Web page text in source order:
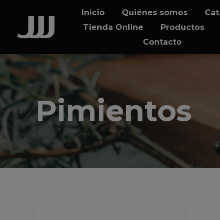
content
Inicio Quiénes somos
Tienda Online
Productos
Contacto
Pimientos